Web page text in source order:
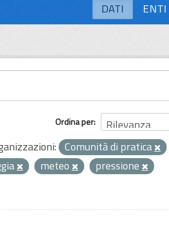
DATI ENTI
Ordina per
Comunità di pratica
meteo
pressione